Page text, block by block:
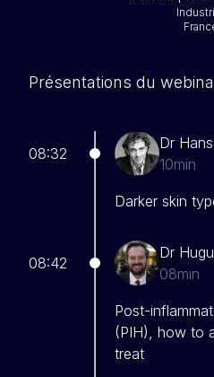
Présentations du
08:32
Dr
10min
Darker skin
08:42
Dr
08min
Post-
(PIH), how to
treat